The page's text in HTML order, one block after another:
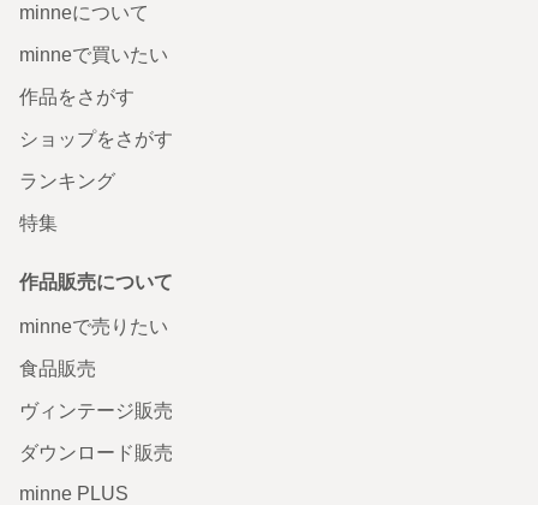
minneについて
minneで買いたい
作品をさがす
ショップをさがす
ランキング
特集
作品販売について
minneで売りたい
食品販売
ヴィンテージ販売
ダウンロード販売
minne PLUS